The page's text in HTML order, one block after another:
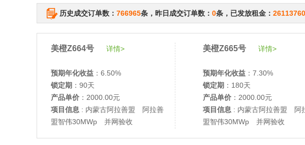
历史成交订单数： 766965条，昨日成交订单数： 0条，已发放租金：
美橙Z664号 详情>
预期年化收益 ：6.50%
锁定期 ：90天
产品单价 ：2000.00元
项目信息 : 内蒙古阿拉善盟 阿拉善
盟智伟30MWp 并网验收
美橙Z665号 详情>
预期年化收益 ：7.30%
锁定期 ：180天
产品单价 ：2000.00元
项目信息 : 内蒙古阿拉善盟 阿
盟智伟30MWp 并网验收